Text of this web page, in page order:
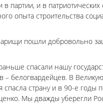
партии, и в
опыта строительства
пошли добровольно
спасали нашу
– белогвардейцев. В
страну и в 90-е годы
Мы дважды уберегли